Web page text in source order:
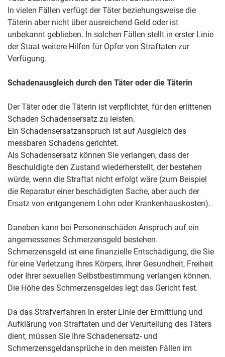
In vielen Fällen verfügt der Täter beziehungsweise die
Täterin aber nicht über ausreichend Geld oder ist
unbekannt geblieben. In solchen Fällen stellt in erster Linie
der Staat weitere Hilfen für Opfer von Straftaten zur
Verfügung.
Schadenausgleich durch den Täter oder die Täterin
Der Täter oder die Täterin ist verpflichtet, für den erlittenen
Schaden Schadensersatz zu leisten.
Ein Schadensersatzanspruch ist auf Ausgleich des
messbaren Schadens gerichtet.
Als Schadensersatz können Sie verlangen, dass der
Beschuldigte den Zustand wiederherstellt, der bestehen
würde, wenn die Straftat nicht erfolgt wäre (zum Beispiel
die Reparatur einer beschädigten Sache, aber auch der
Ersatz von entgangenem Lohn oder Krankenhauskosten).
Daneben kann bei Personenschäden Anspruch auf ein
angemessenes Schmerzensgeld bestehen.
Schmerzensgeld ist eine finanzielle Entschädigung, die Sie
für eine Verletzung Ihres Körpers, Ihrer Gesundheit, Freiheit
oder Ihrer sexuellen Selbstbestimmung verlangen können.
Die Höhe des Schmerzensgeldes legt das Gericht fest.
Da das Strafverfahren in erster Linie der Ermittlung und
Aufklärung von Straftaten und der Verurteilung des Täters
dient, müssen Sie Ihre Schadenersatz- und
Schmerzensgeldansprüche in den meisten Fällen im